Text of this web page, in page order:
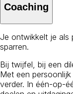
Coaching
Je ontwikkelt je als
sparren.
Bij twijfel, bij een
Met een
verder. In één-op-